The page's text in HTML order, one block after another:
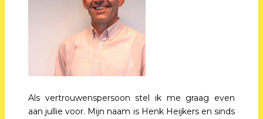
Als vertrouwenspersoon stel ik me graag even
aan jullie voor. Mijn naam is Henk Heijkers en sinds